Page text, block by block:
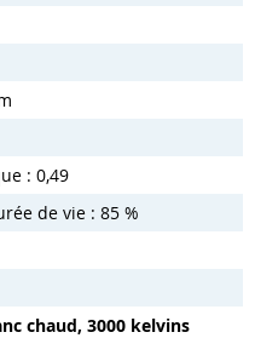
: 0,49
de vie : 85 %
chaud, 3000 kelvins